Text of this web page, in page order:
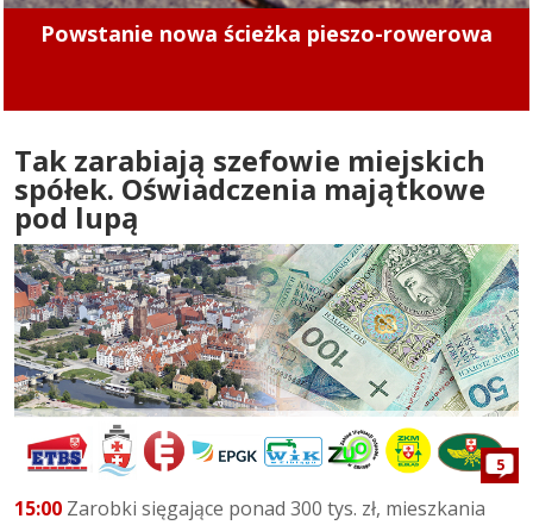
Minęły 4 lata. Sprawdziliśmy, czy kierowcy
Tak zarabiają szefowie miejskich
spółek. Oświadczenia majątkowe
pod lupą
5
15:00 Zarobki sięgające ponad 300 tys. zł, mieszkania